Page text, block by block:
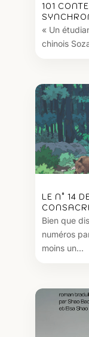
101
« Un
chinois
LE N° 14
Bien que
numéros
moins un...